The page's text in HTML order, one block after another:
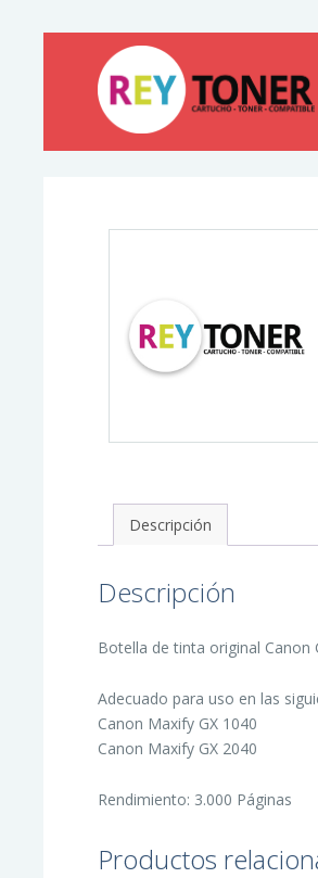
Descripción
Descripción
Botella de tinta original Canon
Adecuado para uso en las
Canon Maxify GX 1040
Canon Maxify GX 2040
Rendimiento: 3.000 Páginas
Productos